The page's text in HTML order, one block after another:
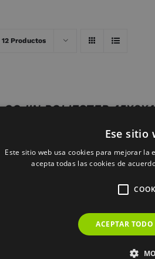
12 Productos
COJIN POLIESTER
Ese sitio
Este sitio web usa cookies para mejorar
acepta todas las cookies de
ACEPTAR TODO